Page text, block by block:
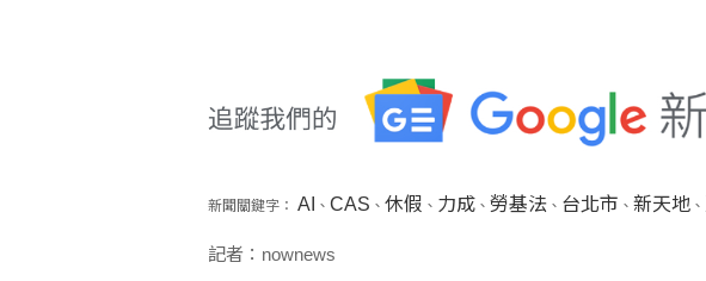
新聞關鍵字： AI 、 CAS 、 休假 、 力成、 勞基法、 台北市 、 新天地、
記者：nownews